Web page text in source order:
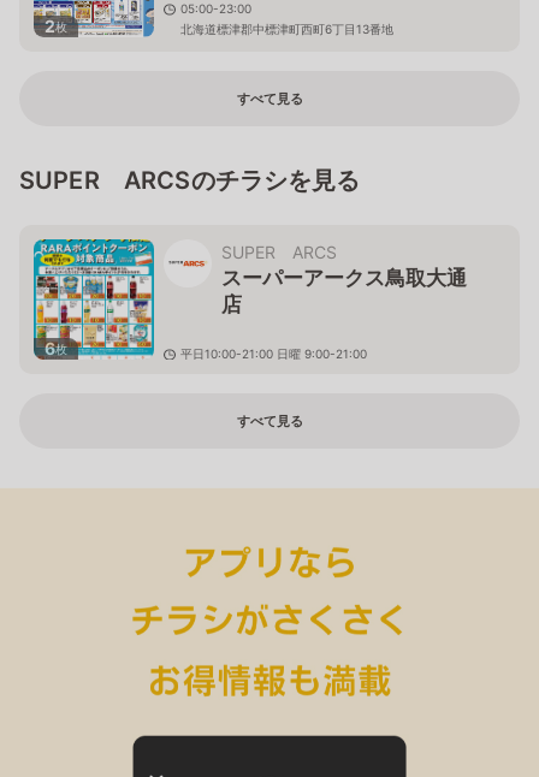
2枚
05:00-23:00
北海道標津郡中標津町西町6丁目13番地
すべて見る
SUPER ARCSのチラシを見る
6枚
SUPER ARCS
スーパーアークス鳥取大通
店
平日10:00-21:00 日曜 9:00-21:00
すべて見る